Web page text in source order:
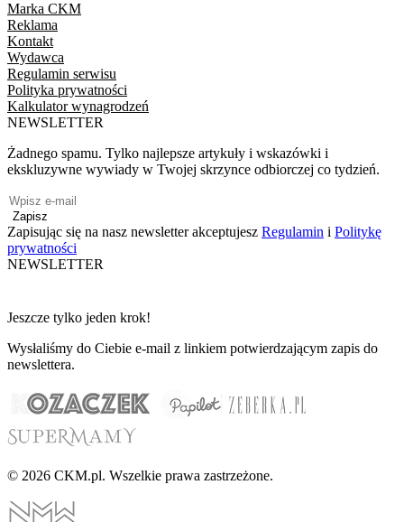
Marka CKM
Reklama
Kontakt
Wydawca
Regulamin serwisu
Polityka prywatności
Kalkulator wynagrodzeń
NEWSLETTER
Żadnego spamu. Tylko najlepsze artykuły i wskazówki i
ekskluzywne wywiady w Twojej skrzynce odbiorczej co tydzień.
Zapisz
Zapisując się na nasz newsletter akceptujesz Regulamin i Politykę
prywatności
NEWSLETTER
Jeszcze tylko jeden krok!
Wysłaliśmy do Ciebie e-mail z linkiem potwierdzającym zapis do
newslettera.
© 2026 CKM.pl. Wszelkie prawa zastrzeżone.